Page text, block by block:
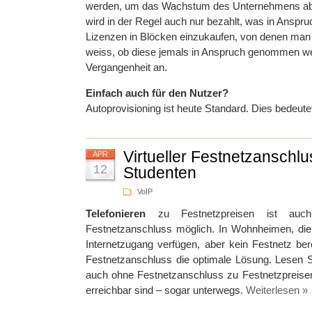
werden, um das Wachstum des Unternehmens
wird in der Regel auch nur bezahlt, was in
Lizenzen in Blöcken einzukaufen, von denen
weiss, ob diese jemals in Anspruch genommen
Vergangenheit an.
Einfach auch für den Nutzer?
Autoprovisioning ist heute Standard. Dies
APR
12
Virtueller
Studenten
VoIP
Telefonieren zu Festnetzpreisen ist
Festnetzanschluss möglich. In Wohnheimen,
Internetzugang verfügen, aber kein Festnetz
Festnetzanschluss die optimale Lösung. Lesen
auch ohne Festnetzanschluss zu
erreichbar sind – sogar unterwegs. Weiterlesen »